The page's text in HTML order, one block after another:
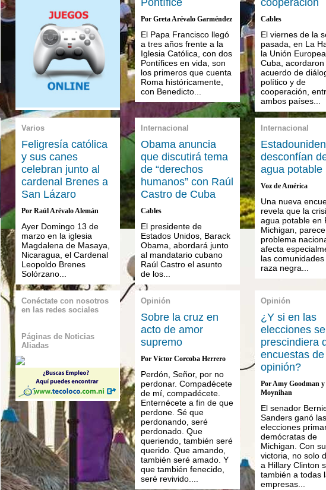
Por Greta Arévalo Garméndez
El Papa Francisco llegó
a tres años frente a la
Iglesia Católica, con dos
Pontífices en vida, son
los primeros que cuenta
Roma históricamente,
con Benedicto...
Cables
El viernes de la
pasada, en La
la Unión
Cuba, acordaron
acuerdo de
político y de
cooperación,
ambos países...
Varios
Feligresía católica
y sus canes
celebran junto al
cardenal Brenes a
San Lázaro
Por Raúl Arévalo Alemán
Ayer Domingo 13 de
marzo en la iglesia
Magdalena de Masaya,
Nicaragua, el Cardenal
Leopoldo Brenes
Solórzano...
Internacional
Obama anuncia
que discutirá tema
de “derechos
humanos” con Raúl
Castro de Cuba
Cables
El presidente de
Estados Unidos, Barack
Obama, abordará junto
al mandatario cubano
Raúl Castro el asunto
de los...
Internacional
desconfían
agua potable
Voz de América
Una nueva
revela que la
agua potable en
Michigan,
problema
afecta
las comunidades
raza negra...
Conéctate con nosotros
en las redes sociales
Páginas de Noticias
Aliadas
Opinión
Sobre la cruz en
acto de amor
supremo
Por Víctor Corcoba Herrero
Perdón, Señor, por no
perdonar. Compadécete
de mí, compadécete.
Enternécete a fin de que
perdone. Sé que
perdonando, seré
perdonado. Que
queriendo, también seré
querido. Que amando,
también seré amado. Y
que también fenecido,
seré revivido....
Opinión
¿Y si en las
elecciones se
prescindiera
encuestas de
opinión?
Por Amy Goodman y
Moynihan
El senador
Sanders ganó las
elecciones
demócratas de
Michigan. Con su
victoria, no solo
a Hillary Clinton
también a todas
empresas...